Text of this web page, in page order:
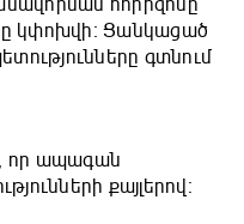
հորիզոնը
կփոխվի։ Ցանկացած
գտնում
որ ապագան
քայլերով։